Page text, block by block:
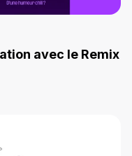
avec le Remix